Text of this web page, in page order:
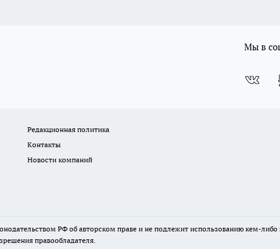
Мы в
Редакционная политика
Контакты
Новости компаний
РФ об авторском праве и не подлежит использованию кем-
правообладателя.